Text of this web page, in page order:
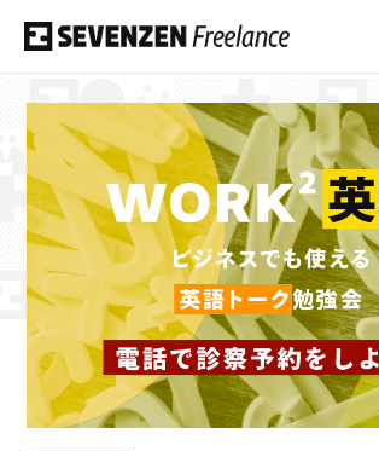
フリーコンサルを応援する会員制サイト
「セブンゼンフリーランス」
このサイトについて
案件情報
案件実績